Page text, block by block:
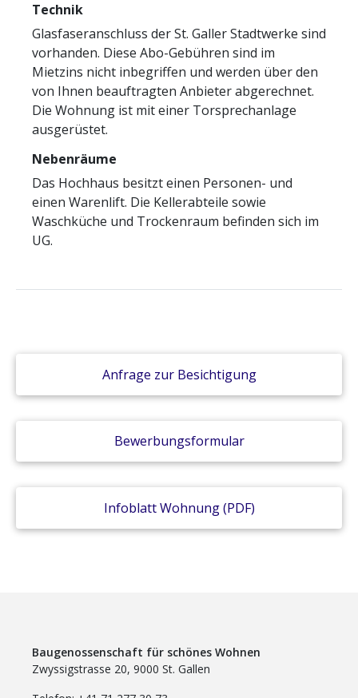
Technik
Glasfaseranschluss der St. Galler Stadtwerke sind
vorhanden. Diese Abo-Gebühren sind im
Mietzins nicht inbegriffen und werden über den
von Ihnen beauftragten Anbieter abgerechnet.
Die Wohnung ist mit einer Torsprechanlage
ausgerüstet.
Nebenräume
Das Hochhaus besitzt einen Personen- und
einen Warenlift. Die Kellerabteile sowie
Waschküche und Trockenraum befinden sich im
UG.
Anfrage zur Besichtigung
Bewerbungsformular
Infoblatt Wohnung (PDF)
Baugenossenschaft für schönes Wohnen
Zwyssigstrasse 20, 9000 St. Gallen